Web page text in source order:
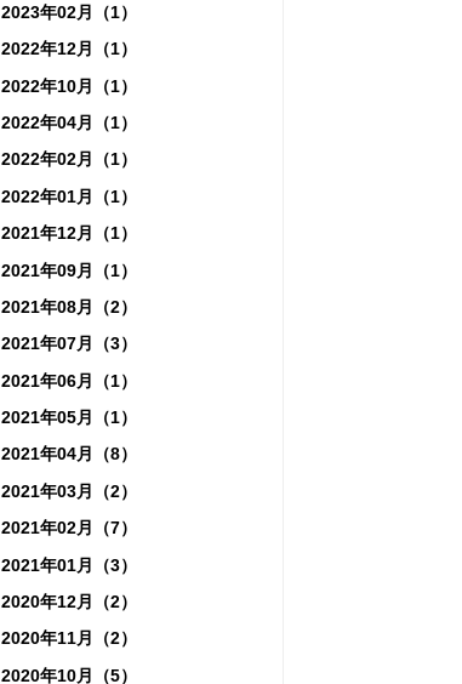
2023年02月（1）
2022年12月（1）
2022年10月（1）
2022年04月（1）
2022年02月（1）
2022年01月（1）
2021年12月（1）
2021年09月（1）
2021年08月（2）
2021年07月（3）
2021年06月（1）
2021年05月（1）
2021年04月（8）
2021年03月（2）
2021年02月（7）
2021年01月（3）
2020年12月（2）
2020年11月（2）
2020年10月（5）